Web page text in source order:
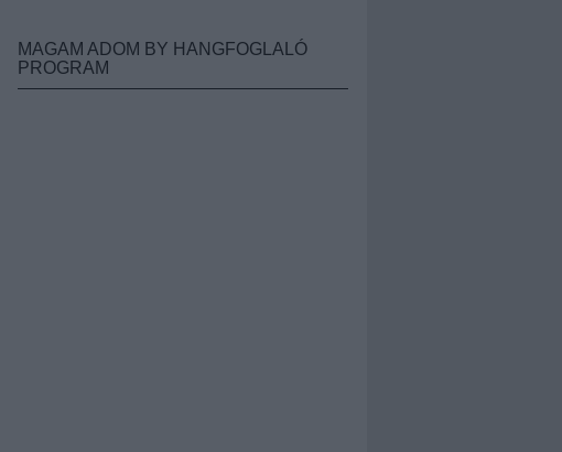
MAGAM ADOM BY HANGFOGLALÓ
PROGRAM